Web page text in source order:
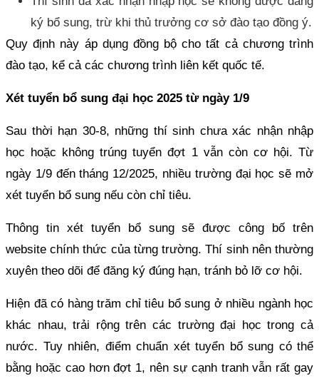
ký bổ sung, trừ khi thủ trưởng cơ sở đào tạo đồng ý.
Quy định này áp dụng đồng bộ cho tất cả chương trình
đào tạo, kể cả các chương trình liên kết quốc tế.
Xét tuyển bổ sung đại học 2025 từ ngày 1/9
Sau thời hạn 30-8, những thí sinh chưa xác nhận nhập
học hoặc không trúng tuyển đợt 1 vẫn còn cơ hội. Từ
ngày 1/9 đến tháng 12/2025, nhiều trường đại học sẽ mở
xét tuyển bổ sung nếu còn chỉ tiêu.
Thông tin xét tuyển bổ sung sẽ được công bố trên
website chính thức của từng trường. Thí sinh nên thường
xuyên theo dõi để đăng ký đúng hạn, tránh bỏ lỡ cơ hội.
Hiện đã có hàng trăm chỉ tiêu bổ sung ở nhiều ngành học
khác nhau, trải rộng trên các trường đại học trong cả
nước. Tuy nhiên, điểm chuẩn xét tuyển bổ sung có thể
bằng hoặc cao hơn đợt 1, nên sự cạnh tranh vẫn rất gay